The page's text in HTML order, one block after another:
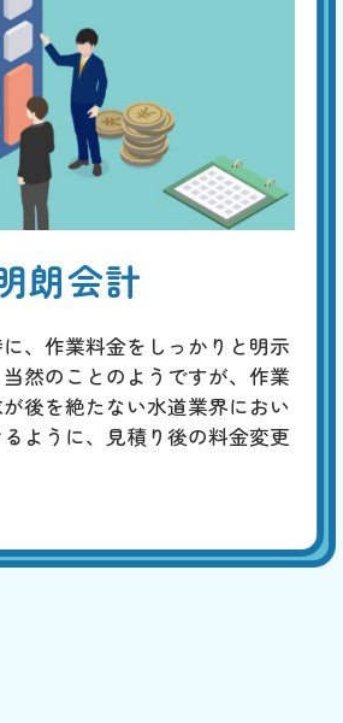
朗会計
、作業料金をしっかりと明示
然のことのようですが、作業
後を絶たない水道業界におい
ように、見積り後の料金変更